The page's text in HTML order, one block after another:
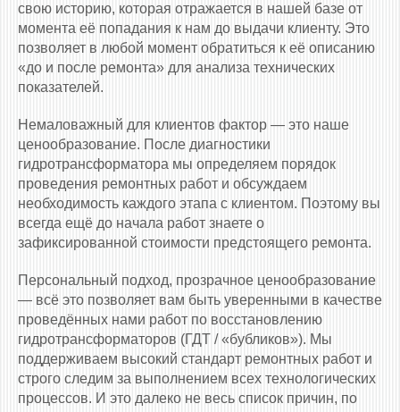
свою историю, которая отражается в нашей базе от
момента её попадания к нам до выдачи клиенту. Это
позволяет в любой момент обратиться к её описанию
«до и после ремонта» для анализа технических
показателей.
Немаловажный для клиентов фактор — это наше
ценообразование. После диагностики
гидротрансформатора мы определяем порядок
проведения ремонтных работ и обсуждаем
необходимость каждого этапа с клиентом. Поэтому вы
всегда ещё до начала работ знаете о
зафиксированной стоимости предстоящего ремонта.
Персональный подход, прозрачное ценообразование
— всё это позволяет вам быть уверенными в качестве
проведённых нами работ по восстановлению
гидротрансформаторов (ГДТ / «бубликов»). Мы
поддерживаем высокий стандарт ремонтных работ и
строго следим за выполнением всех технологических
процессов. И это далеко не весь список причин, по